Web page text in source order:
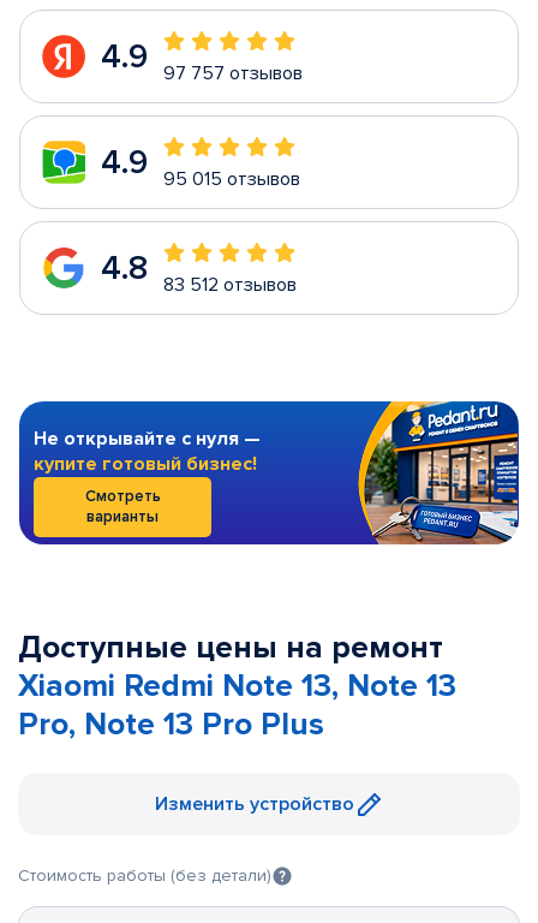
4.9 97 757 отзывов
4.9 95 015 отзывов
4.8 83 512 отзывов
Не открывайте с нуля —
купите готовый бизнес!
Смотреть
варианты
Доступные цены на ремонт
Xiaomi Redmi Note 13, Note 13
Pro, Note 13 Pro Plus
Изменить устройство
Стоимость работы (без детали)